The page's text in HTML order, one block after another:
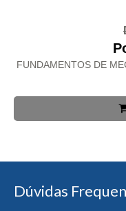
FUNDAMENTOS DE
Dúvidas